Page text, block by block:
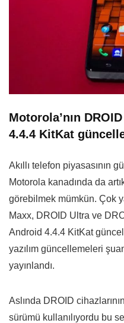
Motorola’nın
4.4.4 KitKat
Akıllı telefon piyasasının
Motorola kanadında da
görebilmek mümkün. Çok
Maxx, DROID Ultra ve
Android 4.4.4 KitKat
yazılım güncellemeleri
yayınlandı.
Aslında DROID
sürümü kullanılıyordu bu